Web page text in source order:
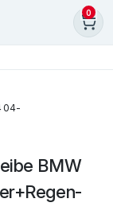
0
04-
BMW